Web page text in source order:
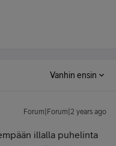
Vanhin ensin
Forum|Forum|2 years ago
illalla puhelinta